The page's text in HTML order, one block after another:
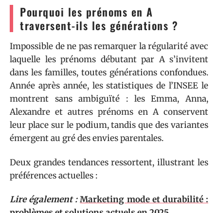
Pourquoi les prénoms en A
traversent-ils les générations ?
Impossible de ne pas remarquer la régularité avec
laquelle les prénoms débutant par A s’invitent
dans les familles, toutes générations confondues.
Année après année, les statistiques de l’INSEE le
montrent sans ambiguïté : les Emma, Anna,
Alexandre et autres prénoms en A conservent
leur place sur le podium, tandis que des variantes
émergent au gré des envies parentales.
Deux grandes tendances ressortent, illustrant les
préférences actuelles :
Lire également : Marketing mode et durabilité :